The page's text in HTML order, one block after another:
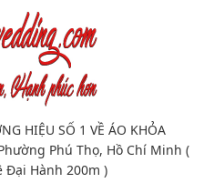
HIỆU SỐ 1 VỀ ÁO KHỎA
Phú Thọ, Hồ Chí Minh (
Đại Hành 200m )